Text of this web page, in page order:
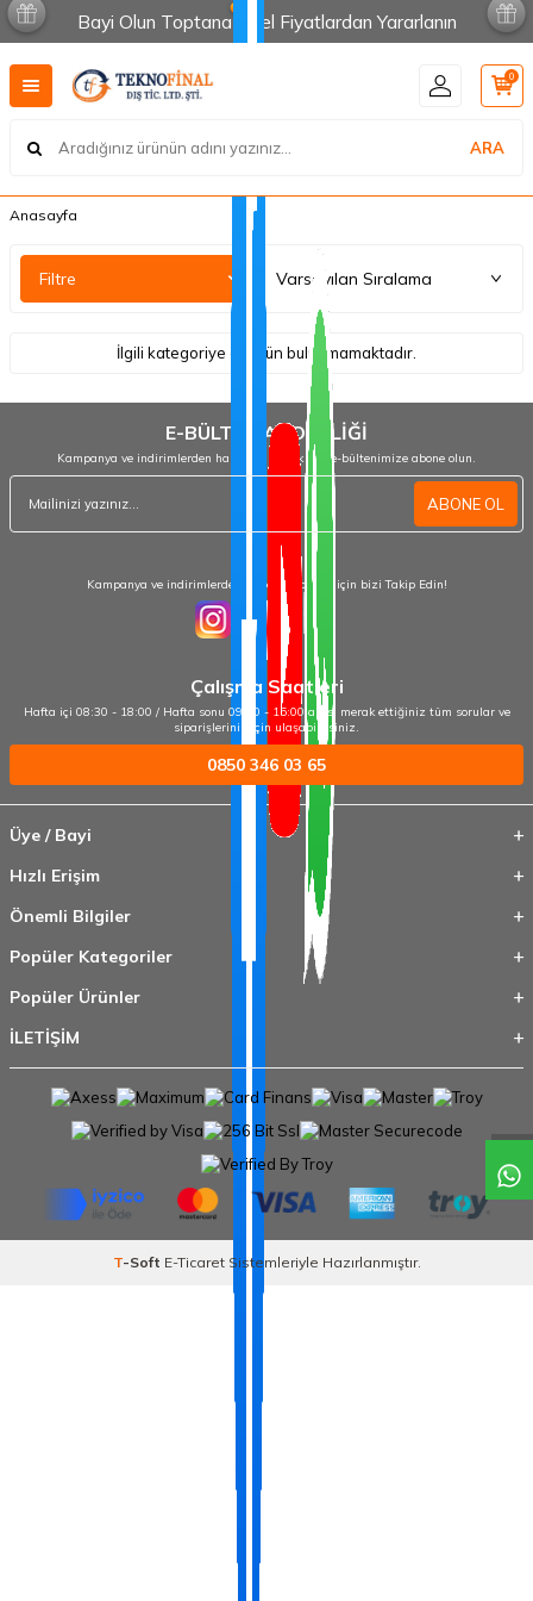
Bayi Olun Toptana Özel Fiyatlardan Yararlanın
ARA
0
Anasayfa
Filtre
İlgili kategoriye ait ürün bulunmamaktadır.
E-BÜLTEN ABONELİĞİ
Kampanya ve indirimlerden haberdar olmak için e-bültenimize abone olun.
ABONE OL
Kampanya ve indirimlerden haberdar olmak için bizi Takip Edin!
Çalışma Saatleri
Hafta içi 08:30 - 18:00 / Hafta sonu 09:00 - 15:00 arası merak ettiğiniz tüm sorular ve
siparişleriniz için ulaşabilirsiniz.
0850 346 03 65
Üye / Bayi
Hızlı Erişim
Önemli Bilgiler
Popüler Kategoriler
Popüler Ürünler
İLETİŞİM
T-Soft E-TicaretSistemleriyle Hazırlanmıştır.